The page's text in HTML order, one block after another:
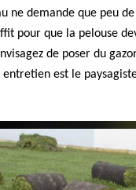
ne demande que peu
pour que la pelouse
de poser du
entretien est le